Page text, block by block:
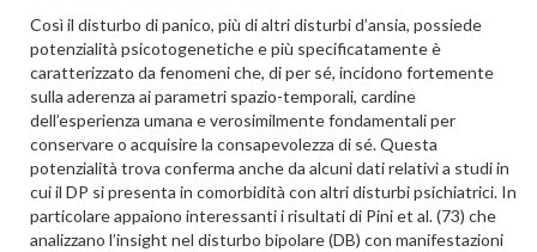
Così il disturbo di panico, più di altri disturbi d’ansia, possiede
potenzialità psicotogenetiche e più specificatamente è
caratterizzato da fenomeni che, di per sé, incidono fortemente
sulla aderenza ai parametri spazio-temporali, cardine
dell’esperienza umana e verosimilmente fondamentali per
conservare o acquisire la consapevolezza di sé. Questa
potenzialità trova conferma anche da alcuni dati relativi a studi in
cui il DP si presenta in comorbidità con altri disturbi psichiatrici. In
particolare appaiono interessanti i risultati di Pini et al. (73) che
analizzano l’insight nel disturbo bipolare (DB) con manifestazioni